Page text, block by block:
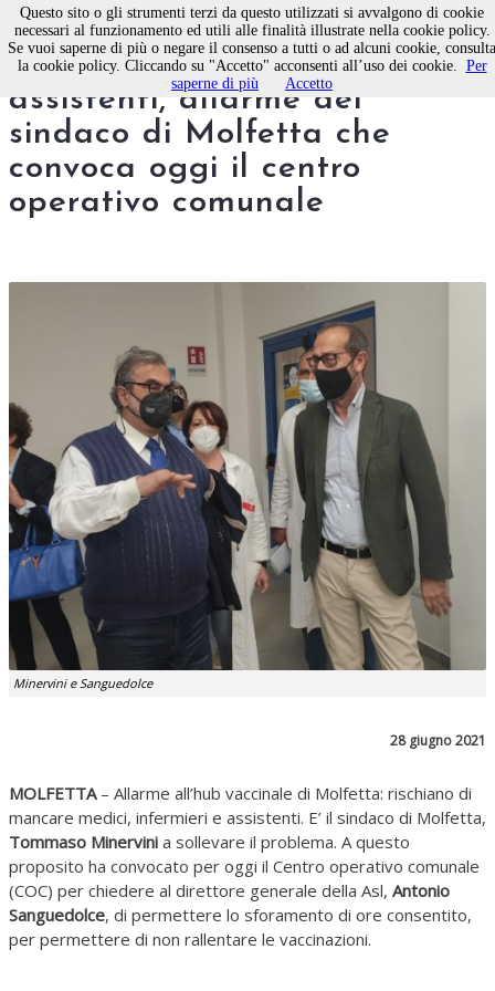
Mancano medici, infermieri e
assistenti, allarme del
sindaco di Molfetta che
convoca oggi il centro
operativo comunale
Minervini e Sanguedolce
28 giugno 2021
MOLFETTA– Allarme all’hub vaccinale di Molfetta: rischiano di
mancare medici, infermieri e assistenti. E’ il sindaco di Molfetta,
Tommaso Minervini a sollevare il problema. A questo
proposito ha convocato per oggi il Centro operativo comunale
(COC) per chiedere al direttore generale della Asl, Antonio
Sanguedolce, di permettere lo sforamento di ore consentito,
per permettere di non rallentare le vaccinazioni.
Questo sito o gli strumenti terzi da questo utilizzati si avvalgono di cookie
necessari al funzionamento ed utili alle finalità illustrate nella cookie policy.
Se vuoi saperne di più o negare il consenso a tutti o ad alcuni cookie, consulta
la cookie policy. Cliccando su "Accetto" acconsenti all’uso dei cookie. Per
saperne di più
Accetto